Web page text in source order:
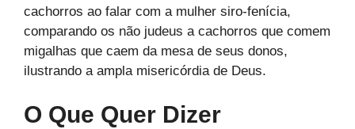
cachorros ao falar com a mulher siro-fenícia,
comparando os não judeus a cachorros que comem
migalhas que caem da mesa de seus donos,
ilustrando a ampla misericórdia de Deus.
O Que Quer Dizer